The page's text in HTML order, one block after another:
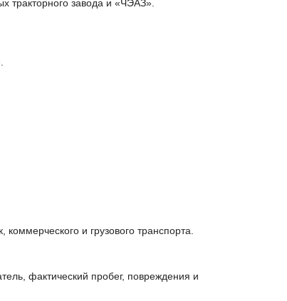
завода и «ЧЭАЗ».
и грузового транспорта.
фактический пробег, повреждения и